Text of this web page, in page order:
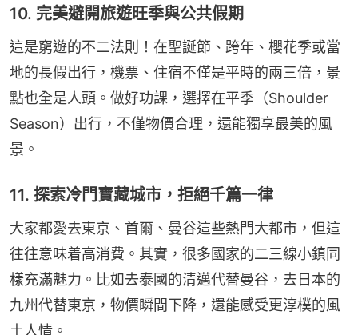
10. 完美避開旅遊旺季與公共假期
這是窮遊的不二法則！在聖誕節、跨年、櫻花季或當
地的長假出行，機票、住宿不僅是平時的兩三倍，景
點也全是人頭。做好功課，選擇在平季（Shoulder
Season）出行，不僅物價合理，還能獨享最美的風
景。
11. 探索冷門寶藏城市，拒絕千篇一律
大家都愛去東京、首爾、曼谷這些熱門大都市，但這
往往意味着高消費。其實，很多國家的二三線小鎮同
樣充滿魅力。比如去泰國的清邁代替曼谷，去日本的
九州代替東京，物價瞬間下降，還能感受更淳樸的風
土人情。